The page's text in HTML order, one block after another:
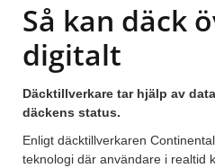
Så kan däck
digitalt
Däcktillverkare tar hjälp av
däckens status.
Enligt däcktillverkaren
teknologi där användare i realtid